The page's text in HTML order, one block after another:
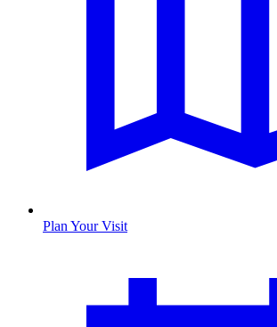
Plan Your Visit